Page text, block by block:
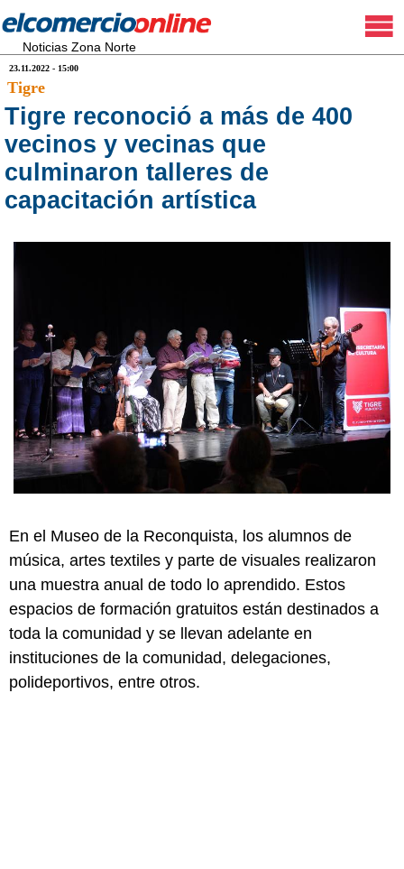
Noticias Zona Norte
23.11.2022 - 15:00
Tigre
Tigre reconoció a más de 400
vecinos y vecinas que
culminaron talleres de
capacitación artística
En el Museo de la Reconquista, los alumnos de
música, artes textiles y parte de visuales realizaron
una muestra anual de todo lo aprendido. Estos
espacios de formación gratuitos están destinados a
toda la comunidad y se llevan adelante en
instituciones de la comunidad, delegaciones,
polideportivos, entre otros.